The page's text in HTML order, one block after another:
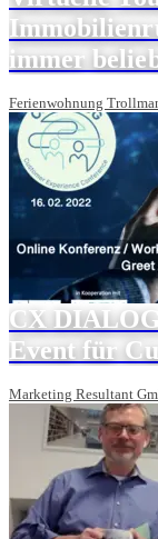
immer
Ferienwohnung
CX
Event für
Marketing Resultant